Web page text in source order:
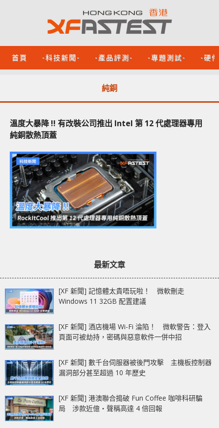
首頁 -科技新聞- -產品評測- -專題測試- -硬
純銅
溫度大暴降 !! 有改裝公司推出 Intel 第 12 代處理器專用
純銅散熱頂蓋
最新文章
[XF 新聞] 記憶體太貴唔玩啦！ 微軟刪走
Windows 11 32GB 配置建議
[XF 新聞] 酒店機場 Wi-Fi 淪陷！ 微軟警告：登入
頁面可被劫持，密碼與惡意軟件一併中招
[XF 新聞] 數千台伺服器被後門攻擊 主機板控制器
漏洞部分甚至超過 10 年歷史
[XF 新聞] 港澳聯合搗破 Fun Coffee 咖啡科研騙
局 涉款近億‧聲稱高達 4 倍回報